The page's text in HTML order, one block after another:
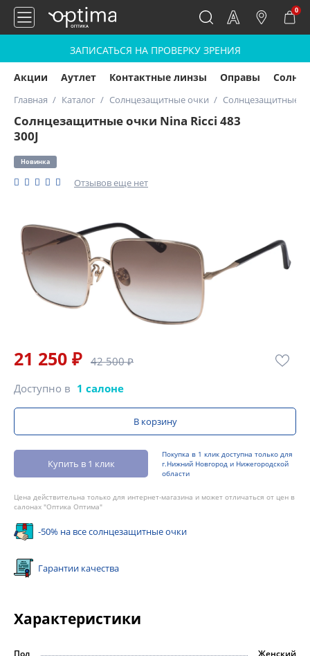
0
ЗАПИСАТЬСЯ НА ПРОВЕРКУ ЗРЕНИЯ
Акции Аутлет Контактные линзы Оправы
Главная Каталог Солнцезащитные очки Солнцезащитные
Солнцезащитные очки Nina Ricci 483
300J
Новинка
Отзывов еще нет
21 250 ₽ 42 500 ₽
Доступно в 1 салоне
В корзину
Купить в 1 клик
Покупка в 1 клик доступна только для
г.Нижний Новгород и Нижегородской
области
Цена действительна только для интернет-магазина и может отличаться от цен в
салонах "Оптика Оптима"
-50% на все солнцезащитные очки
Гарантии качества
Характеристики